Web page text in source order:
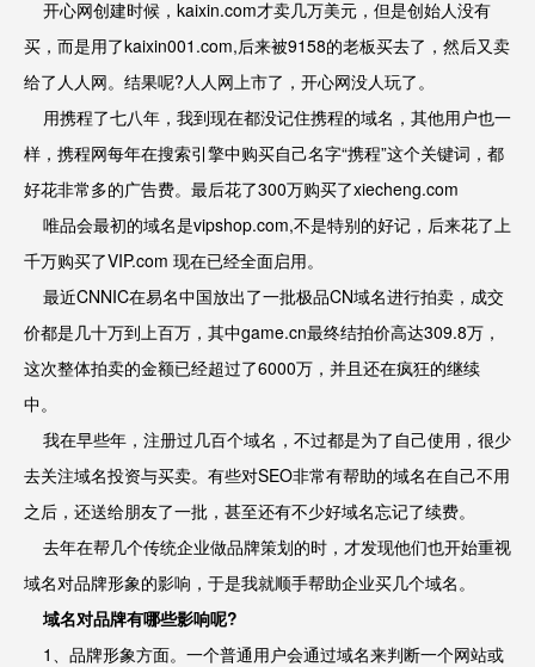
开心网创建时候，kaixin.com才卖几万美元，但是创始人没有
买，而是用了kaixin001.com,后来被9158的老板买去了，然后又卖
给了人人网。结果呢?人人网上市了，开心网没人玩了。
用携程了七八年，我到现在都没记住携程的域名，其他用户也一
样，携程网每年在搜索引擎中购买自己名字“携程”这个关键词，都
好花非常多的广告费。最后花了300万购买了xiecheng.com
唯品会最初的域名是vipshop.com,不是特别的好记，后来花了上
千万购买了VIP.com 现在已经全面启用。
最近CNNIC在易名中国放出了一批极品CN域名进行拍卖，成交
价都是几十万到上百万，其中game.cn最终结拍价高达309.8万，
这次整体拍卖的金额已经超过了6000万，并且还在疯狂的继续
中。
我在早些年，注册过几百个域名，不过都是为了自己使用，很少
去关注域名投资与买卖。有些对SEO非常有帮助的域名在自己不用
之后，还送给朋友了一批，甚至还有不少好域名忘记了续费。
去年在帮几个传统企业做品牌策划的时，才发现他们也开始重视
域名对品牌形象的影响，于是我就顺手帮助企业买几个域名。
域名对品牌有哪些影响呢?
1、品牌形象方面。一个普通用户会通过域名来判断一个网站或